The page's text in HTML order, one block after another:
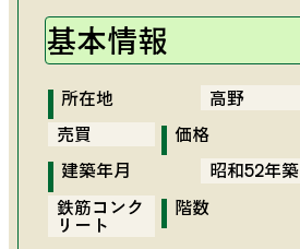
2階-和室8畳02
バルコニー02
店舗01-内観01
店舗01-トイレ
基本情報
所在地 高野
売買 価格
建築年月 昭和52年築
鉄筋コンク
リート
階数